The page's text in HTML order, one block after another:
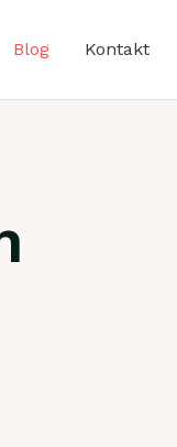
Blog Kontakt